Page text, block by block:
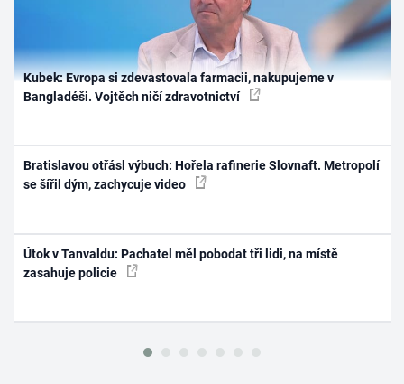
Kubek: Evropa si zdevastovala farmacii, nakupujeme v
Bangladéši. Vojtěch ničí zdravotnictví
Bratislavou otřásl výbuch: Hořela rafinerie Slovnaft. Metropolí
se šířil dým, zachycuje video
Útok v Tanvaldu: Pachatel měl pobodat tři lidi, na místě
zasahuje policie